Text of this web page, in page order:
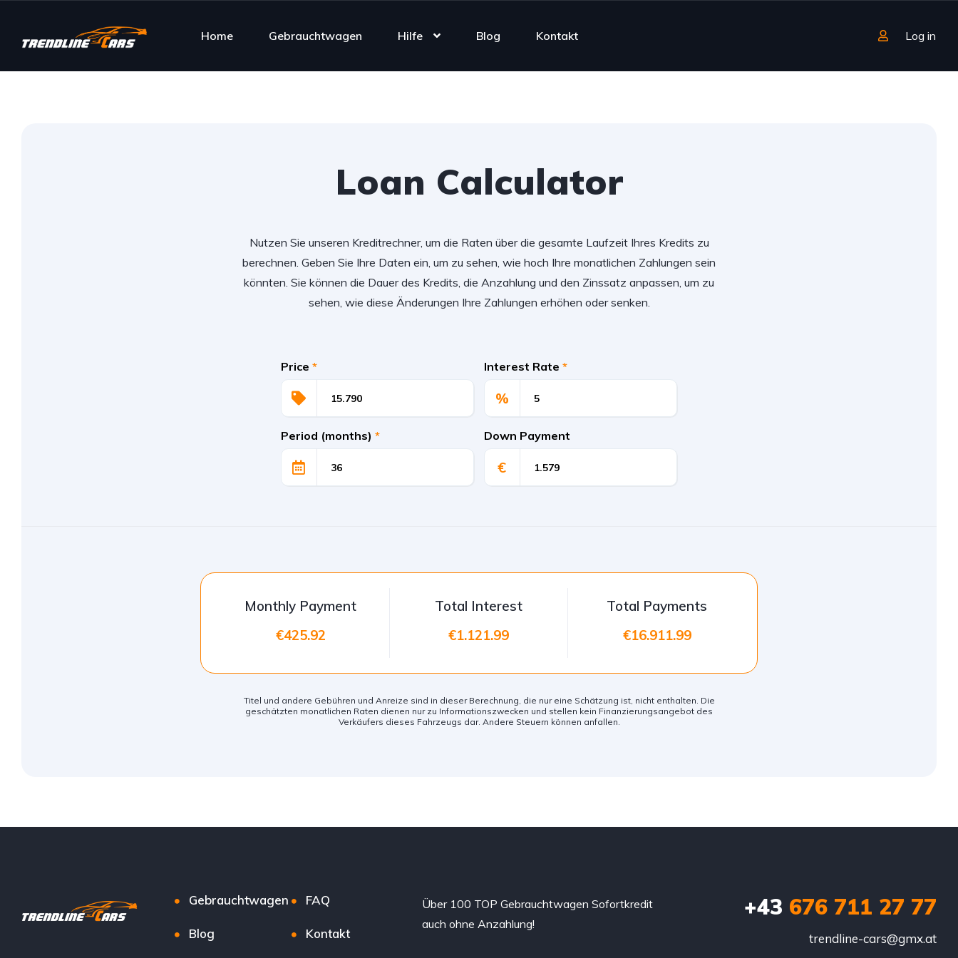
Home Gebrauchtwagen Hilfe Blog Kontakt Log in
Loan Calculator
Nutzen Sie unseren Kreditrechner, um die Raten über die gesamte Laufzeit Ihres Kredits zu
berechnen. Geben Sie Ihre Daten ein, um zu sehen, wie hoch Ihre monatlichen Zahlungen sein
könnten. Sie können die Dauer des Kredits, die Anzahlung und den Zinssatz anpassen, um zu
sehen, wie diese Änderungen Ihre Zahlungen erhöhen oder senken.
Price * Interest Rate *
%
Period (months) * Down Payment
€
Monthly Payment
€425.92
Total Interest
€1.121.99
Total Payments
€16.911.99
Titel und andere Gebühren und Anreize sind in dieser Berechnung, die nur eine Schätzung ist, nicht enthalten. Die
geschätzten monatlichen Raten dienen nur zu Informationszwecken und stellen kein Finanzierungsangebot des
Verkäufers dieses Fahrzeugs dar. Andere Steuern können anfallen.
Gebrauchtwagen FAQ
Blog Kontakt
Über 100 TOP Gebrauchtwagen Sofortkredit
auch ohne Anzahlung!
+43 676 711 27 77
trendline-cars@gmx.at